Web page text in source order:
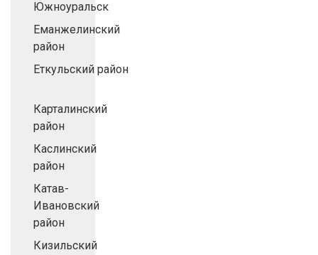
Южноуральск
Еманжелинский
район
Еткульский район
Карталинский
район
Каслинский
район
Катав-
Ивановский
район
Кизильский